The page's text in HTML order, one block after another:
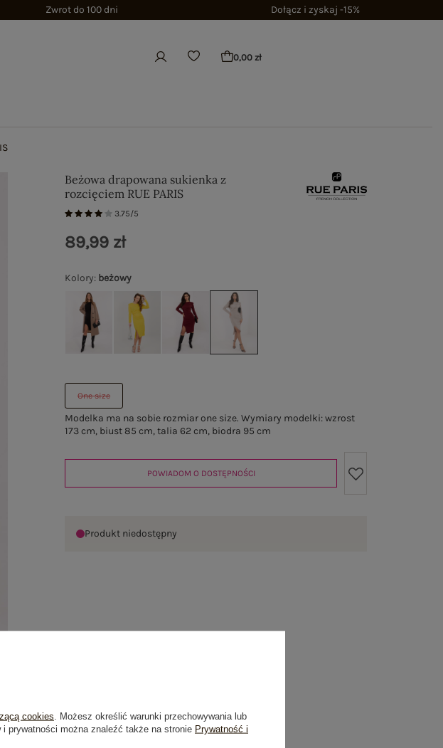
Zwrot do 100 dni Dołącz i zyskaj -15%
0,00 zł
Beżowa drapowana sukienka z
rozcięciem RUE PARIS
3.75/5
Kolory: beżowy
One size
Modelka ma na sobie rozmiar one size. Wymiary modelki: wzrost
173 cm, biust 85 cm, talia 62 cm, biodra 95 cm
89,99 zł
POWIADOM O DOSTĘPNOŚCI
Produkt niedostępny
cookies . Możesz określić warunki przechowywania lub
prywatności można znaleźć także na stronie Prywatność i